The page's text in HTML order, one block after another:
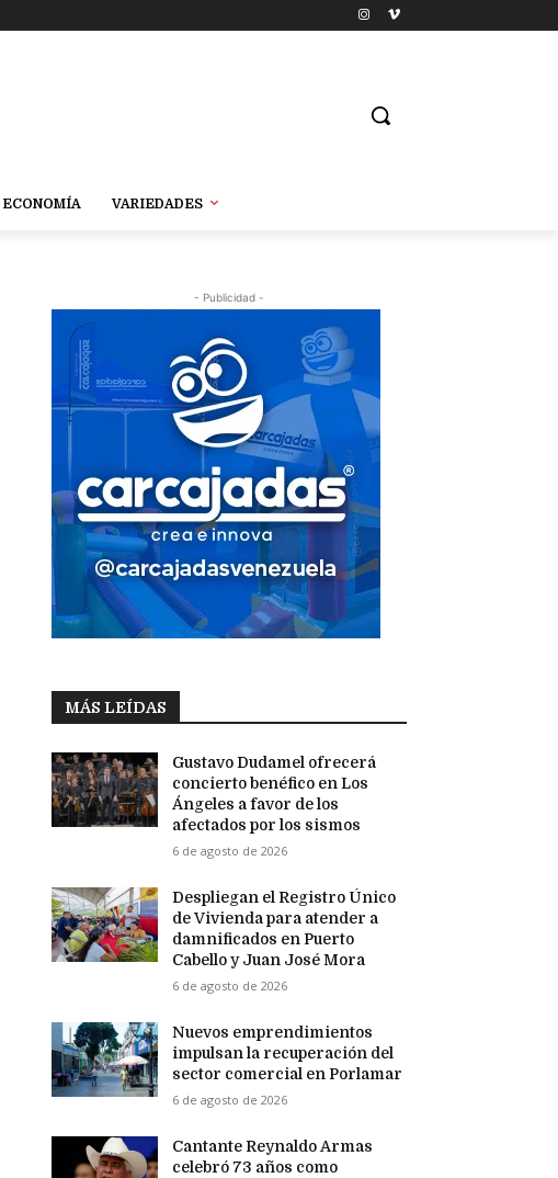
ECONOMÍA VARIEDADES
- Publicidad -
MÁS LEÍDAS
Gustavo Dudamel ofrecerá
concierto benéfico en Los
Ángeles a favor de los
afectados por los sismos
6 de agosto de 2026
Despliegan el Registro Único
de Vivienda para atender a
damnificados en Puerto
Cabello y Juan José Mora
6 de agosto de 2026
Nuevos emprendimientos
impulsan la recuperación del
sector comercial en Porlamar
6 de agosto de 2026
Cantante Reynaldo Armas
celebró 73 años como